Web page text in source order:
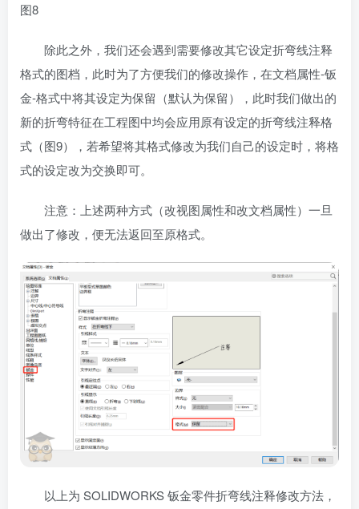
图8
除此之外，我们还会遇到需要修改其它设定折弯线注释
格式的图档，此时为了方便我们的修改操作，在文档属性-钣
金-格式中将其设定为保留（默认为保留），此时我们做出的
新的折弯特征在工程图中均会应用原有设定的折弯线注释格
式（图9），若希望将其格式修改为我们自己的设定时，将格
式的设定改为交换即可。
注意：上述两种方式（改视图属性和改文档属性）一旦
做出了修改，便无法返回至原格式。
以上为 SOLIDWORKS 钣金零件折弯线注释修改方法，